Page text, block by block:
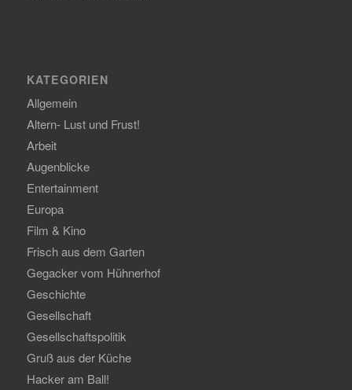
KATEGORIEN
Allgemein
Altern- Lust und Frust!
Arbeit
Augenblicke
Entertainment
Europa
Film & Kino
Frisch aus dem Garten
Gegacker vom Hühnerhof
Geschichte
Gesellschaft
Gesellschaftspolitik
Gruß aus der Küche
Hacker am Ball!